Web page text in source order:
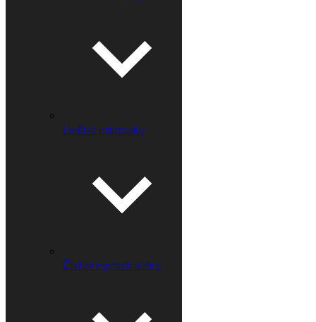
Liečivé prípravky
Čistiace prostriedky